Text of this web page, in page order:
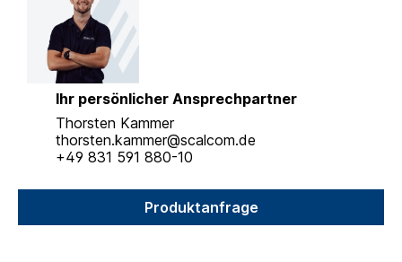
Ihr persönlicher Ansprechpartner
Thorsten Kammer
thorsten.kammer@scalcom.de
+49 831 591 880-10
Produktanfrage